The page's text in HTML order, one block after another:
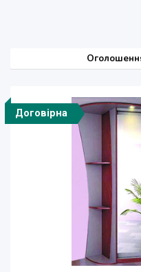
Договірна